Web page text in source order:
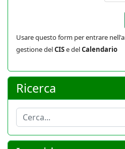
Usare questo form per entrare
gestione delCISe delCalendario
Ricerca
Cerca